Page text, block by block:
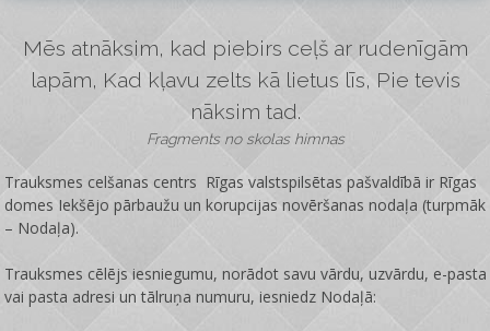
Mēs atnāksim, kad piebirs ceļš ar rudenīgām
lapām, Kad kļavu zelts kā lietus līs, Pie tevis
nāksim tad.
Fragments no skolas himnas
Trauksmes celšanas centrs Rīgas valstspilsētas pašvaldībā ir Rīgas
domes Iekšējo pārbaužu un korupcijas novēršanas nodaļa (turpmāk
– Nodaļa).
Trauksmes cēlējs iesniegumu, norādot savu vārdu, uzvārdu, e-pasta
vai pasta adresi un tālruņa numuru, iesniedz Nodaļā: